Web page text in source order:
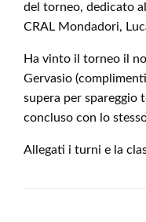
del torneo, dedicato
CRAL Mondadori,
Ha vinto il torneo il
Gervasio
supera per spareggio
concluso con lo
Allegati i turni e la